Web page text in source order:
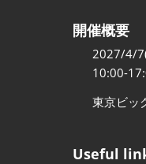
開催概要
2027/4/
10:00-
東京ビッ
Useful